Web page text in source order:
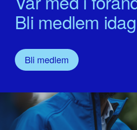
Bli medlem idag
Bli medlem